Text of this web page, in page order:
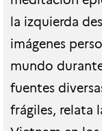
la izquierda
imágenes
mundo
fuentes
frágiles, relata